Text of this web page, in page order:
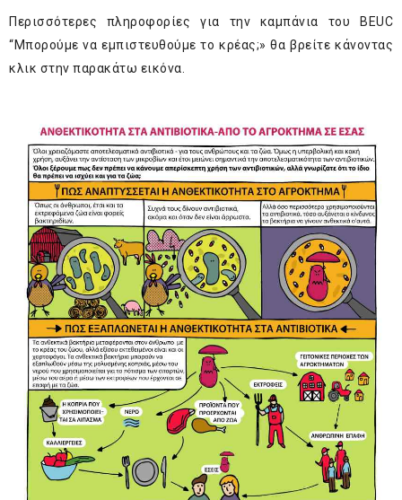
Περισσότερες πληροφορίες για την καμπάνια του BEUC
“Μπορούμε να εμπιστευθούμε το κρέας;» θα βρείτε κάνοντας
κλικ στην παρακάτω εικόνα.